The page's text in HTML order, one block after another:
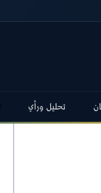
تحليل ورأي